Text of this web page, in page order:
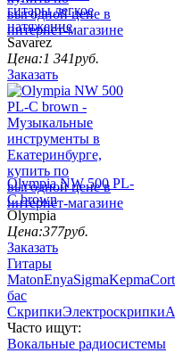
гитары легкое
натяжение
Savarez
Цена:1 341руб.
Заказать
Olympia NW 500 PL-
C brown
Olympia
Цена:377руб.
Заказать
Гитары
MatonEnyaSigmaKepmaCort
бас
СкрипкиЭлектроскрипки
Часто ищут:
Вокальные радиосистемы